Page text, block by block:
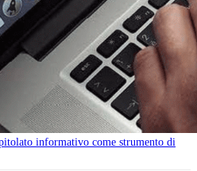
informativo come strumento di